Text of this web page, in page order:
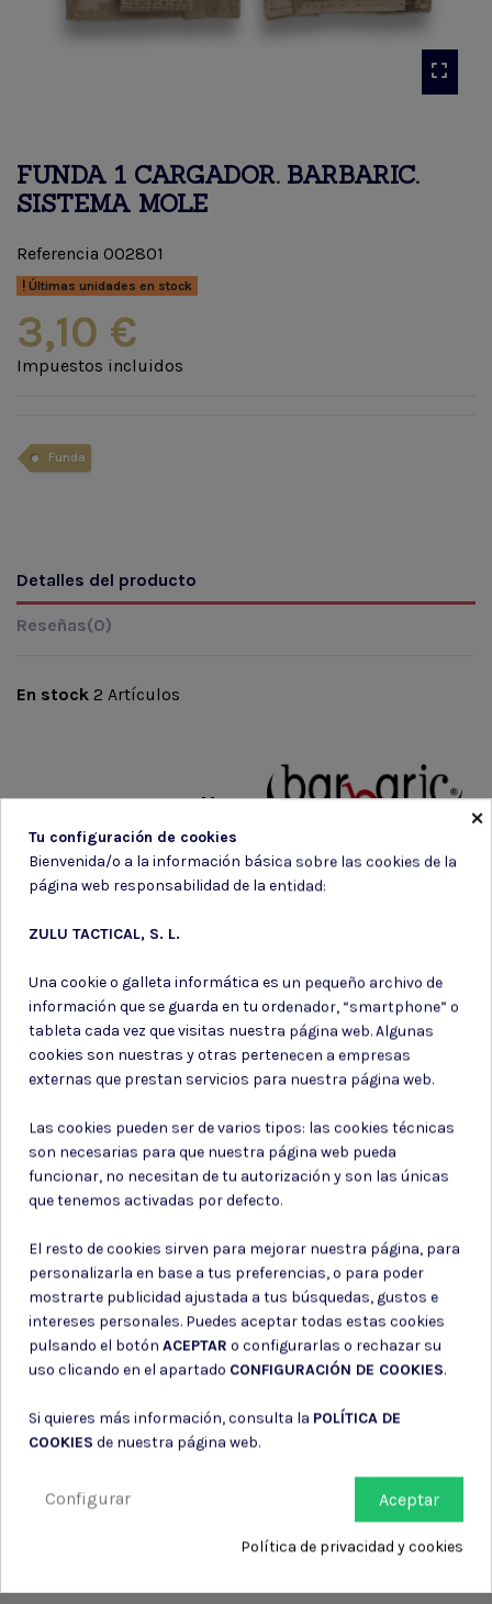
FUNDA 1 CARGADOR. BARBARIC.
SISTEMA MOLE
Referencia 002801
Últimas unidades en stock
3,10 €
Impuestos incluidos
Funda
Detalles del producto
Reseñas(0)
Marca
En stock 2 Artículos
Suscríbete a nuestro boletín
Puede darse de baja en cualquier momento. Para ello, consulte nuestra
información de contacto en el aviso legal.
Política de privacidad
Consiento el uso de mis datos personales para recibir publicidad
de su entidad.
×
Tu configuración de cookies
Bienvenida/o a la información básica sobre las cookies de la
página web responsabilidad de la entidad:
ZULU TACTICAL, S. L.
Una cookie o galleta informática es un pequeño archivo de
información que se guarda en tu ordenador, “smartphone” o
tableta cada vez que visitas nuestra página web. Algunas
cookies son nuestras y otras pertenecen a empresas
externas que prestan servicios para nuestra página web.
Las cookies pueden ser de varios tipos: las cookies técnicas
son necesarias para que nuestra página web pueda
funcionar, no necesitan de tu autorización y son las únicas
que tenemos activadas por defecto.
El resto de cookies sirven para mejorar nuestra página, para
personalizarla en base a tus preferencias, o para poder
mostrarte publicidad ajustada a tus búsquedas, gustos e
intereses personales. Puedes aceptar todas estas cookies
pulsando el botón ACEPTAR o configurarlas o rechazar su
uso clicando en el apartado CONFIGURACIÓN DE COOKIES.
Si quieres más información, consulta la POLÍTICA DE
COOKIES de nuestra página web.
Aceptar
Configurar
Política de privacidad y cookies